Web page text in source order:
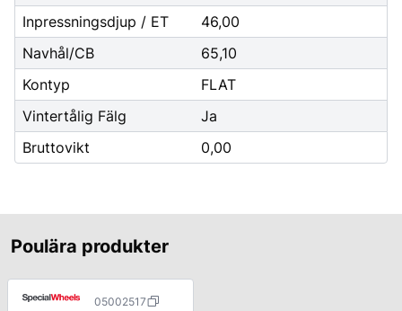
Inpressningsdjup / ET
46,00
Navhål/CB
65,10
Kontyp
FLAT
Vintertålig Fälg
Ja
Bruttovikt
0,00
Poulära produkter
05002517